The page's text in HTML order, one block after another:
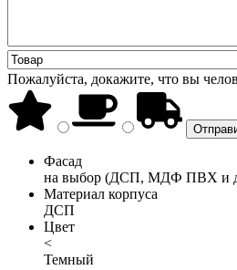
Пожалуйста, докажите, что вы
Фасад
на выбор (ДСП, МДФ ПВХ и
Материал корпуса
ДСП
Цвет
<
Темный